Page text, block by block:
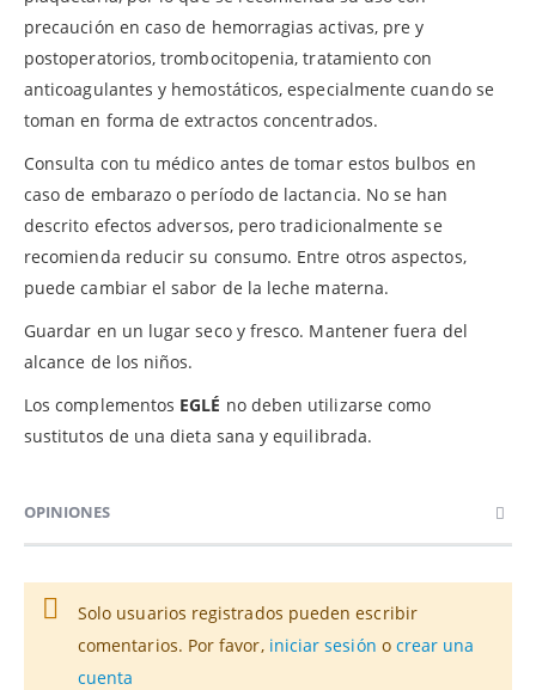
precaución en caso de hemorragias activas, pre y
postoperatorios, trombocitopenia, tratamiento con
anticoagulantes y hemostáticos, especialmente cuando se
toman en forma de extractos concentrados.
Consulta con tu médico antes de tomar estos bulbos en
caso de embarazo o período de lactancia. No se han
descrito efectos adversos, pero tradicionalmente se
recomienda reducir su consumo. Entre otros aspectos,
puede cambiar el sabor de la leche materna.
Guardar en un lugar seco y fresco. Mantener fuera del
alcance de los niños.
Los complementos EGLÉ no deben utilizarse como
sustitutos de una dieta sana y equilibrada.
OPINIONES
Solo usuarios registrados pueden escribir
comentarios. Por favor, iniciar sesión o crear una
cuenta